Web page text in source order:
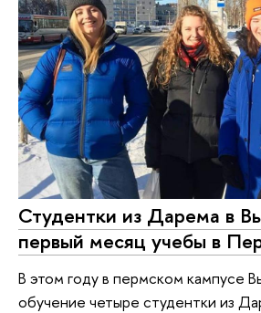
Студентки из Дарема в
первый месяц учебы в
В этом году в пермском кампусе
обучение четыре студентки из